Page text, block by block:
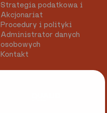
Strategia podatkowa i
Akcjonariat
Procedury i polityki
Administrator danych
osobowych
Kontakt